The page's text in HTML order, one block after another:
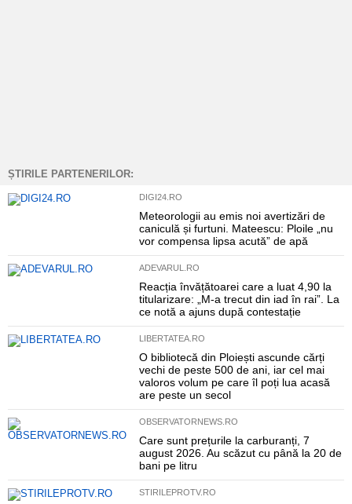
ȘTIRILE PARTENERILOR:
DIGI24.RO
Meteorologii au emis noi avertizări de
caniculă și furtuni. Mateescu: Ploile „nu
vor compensa lipsa acută” de apă
ADEVARUL.RO
Reacția învățătoarei care a luat 4,90 la
titularizare: „M-a trecut din iad în rai”. La
ce notă a ajuns după contestație
LIBERTATEA.RO
O bibliotecă din Ploiești ascunde cărți
vechi de peste 500 de ani, iar cel mai
valoros volum pe care îl poți lua acasă
are peste un secol
OBSERVATORNEWS.RO
Care sunt prețurile la carburanți, 7
august 2026. Au scăzut cu până la 20 de
bani pe litru
STIRILEPROTV.RO